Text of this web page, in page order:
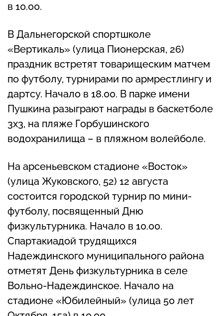
в 10.00.
В Дальнегорской спортшколе
«Вертикаль» (улица Пионерская, 26)
праздник встретят товарищеским матчем
по футболу, турнирами по армрестлингу и
дартсу. Начало в 18.00. В парке имени
Пушкина разыграют награды в баскетболе
3x3, на пляже Горбушинского
водохранилища – в пляжном волейболе.
На арсеньевском стадионе «Восток»
(улица Жуковского, 52) 12 августа
состоится городской турнир по мини-
футболу, посвященный Дню
физкультурника. Начало в 10.00.
Спартакиадой трудящихся
Надеждинского муниципального района
отметят День физкультурника в селе
Вольно-Надеждинское. Начало на
стадионе «Юбилейный» (улица 50 лет